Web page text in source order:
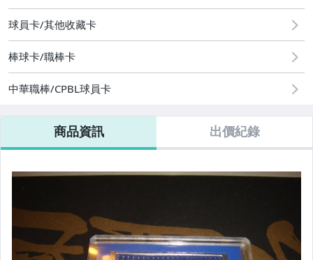
球員卡/其他收藏卡
棒球卡/職棒卡
中華職棒/CPBL球員卡
商品資訊 出價紀錄